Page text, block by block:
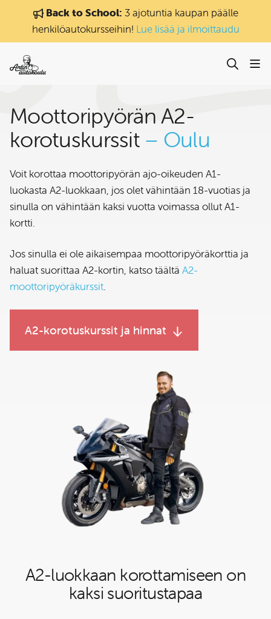
Siirry sisältöönBack to School: 3 ajotuntia kaupan päälle
henkilöautokursseihin! Lue lisää ja ilmoittaudu
Moottori­pyörä­n A2-
korotuskurssit – Oulu
Voit korottaa moottoripyörän ajo-oikeuden A1-
luokasta A2-luokkaan, jos olet vähintään 18-vuotias ja
sinulla on vähintään kaksi vuotta voimassa ollut A1-
kortti.
Jos sinulla ei ole aikaisempaa moottoripyöräkorttia ja
haluat suorittaa A2-kortin, katso täältä A2-
moottoripyöräkurssit.
A2-korotuskurssit ja hinnat
A2-luokkaan korottamiseen on
kaksi suoritustapaa